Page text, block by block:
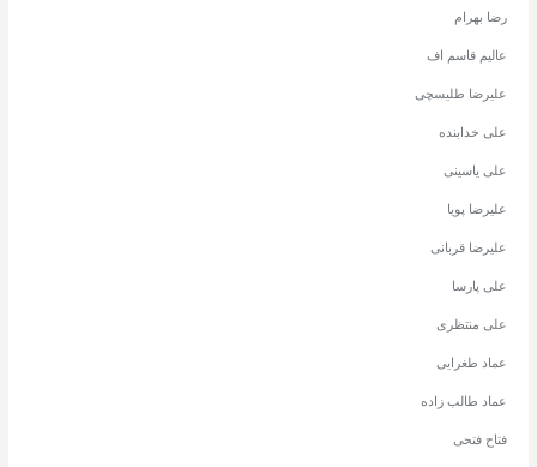
رضا بهرام
عالیم قاسم اف
علیرضا طلیسچی
علی خدابنده
علی یاسینی
علیرضا پویا
علیرضا قربانی
علی پارسا
علی منتظری
عماد طغرایی
عماد طالب زاده
فتاح فتحی